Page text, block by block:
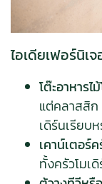
ไอเดียเฟอร์นิเจ
โต๊ะอาหาร
แต่คลาสสิก
เดิร์นเรียบ
เคาน์เตอร์ค
ทั้งครัวโมเ